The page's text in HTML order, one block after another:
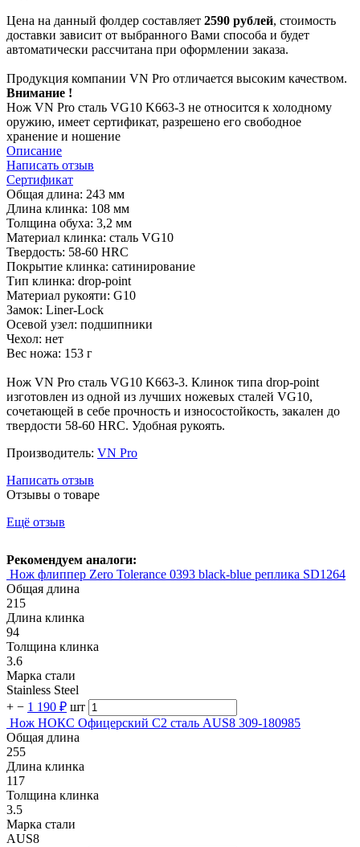
Цена на данный фолдер составляет 2590 рублей, стоимость
доставки зависит от выбранного Вами способа и будет
автоматически рассчитана при оформлении заказа.
Продукция компании VN Pro отличается высоким качеством.
Внимание !
Нож VN Pro сталь VG10 K663-3 не относится к холодному
оружию, имеет сертификат, разрешено его свободное
хранение и ношение
Описание
Написать отзыв
Сертификат
Общая длина: 243 мм
Длина клинка: 108 мм
Толщина обуха: 3,2 мм
Материал клинка: сталь VG10
Твердость: 58-60 HRC
Покрытие клинка: сатинирование
Тип клинка: drop-point
Материал рукояти: G10
Замок: Liner-Lock
Осевой узел: подшипники
Чехол: нет
Вес ножа: 153 г
Нож VN Pro сталь VG10 K663-3. Клинок типа drop-point
изготовлен из одной из лучших ножевых сталей VG10,
сочетающей в себе прочность и износостойкость, закален до
твердости 58-60 HRC. Удобная рукоять.
Производитель: VN Pro
Написать отзыв
Отзывы о товаре
Ещё отзыв
Рекомендуем аналоги:
Нож флиппер Zero Tolerance 0393 black-blue реплика SD1264
Общая длина
215
Длина клинка
94
Толщина клинка
3.6
Марка стали
Stainless Steel
+ − 1 190 ₽ шт
Нож НОКС Офицерский С2 сталь AUS8 309-180985
Общая длина
255
Длина клинка
117
Толщина клинка
3.5
Марка стали
AUS8